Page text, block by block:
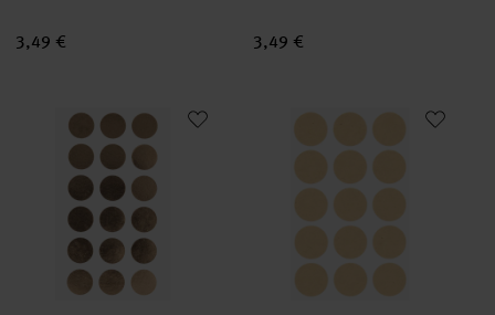
3,49 € 3,49 €
Paper Poetry Sticker Punkte gold 15mm 4 Bogen
Paper Poetry Kraftpapier